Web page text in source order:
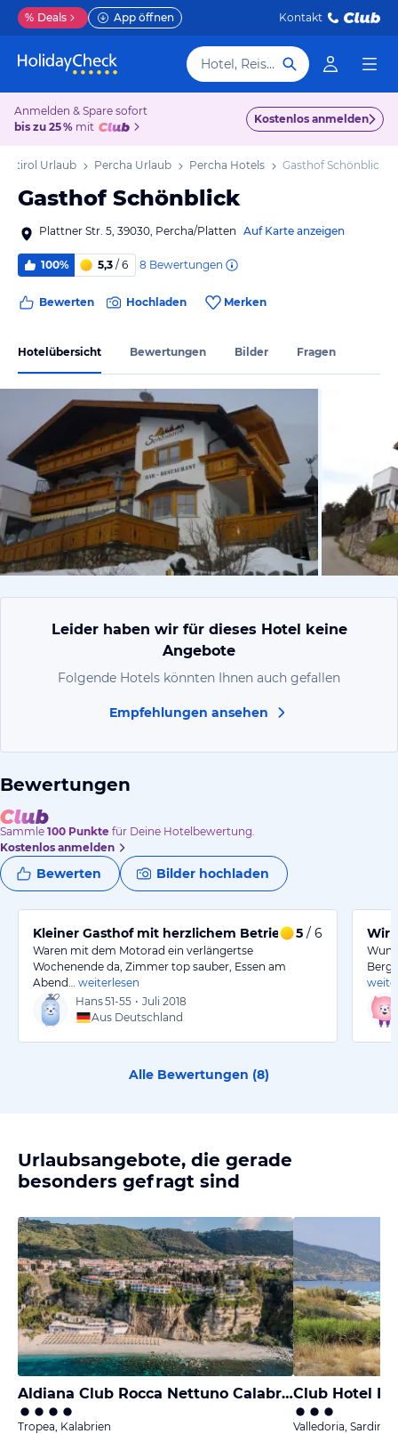
% Deals App öffnen Kontakt
Hotel, Reiseziel
Anmelden & Spare sofort
bis zu 25 % mit
Kostenlos anmelden
Urlaub Percha Urlaub Percha Hotels Gasthof Schönblick
Gasthof Schönblick
Plattner Str. 5, 39030, Percha/Platten Auf Karte anzeigen
100% 5,3 / 6 8 Bewertungen
Bewerten Hochladen Merken
Hotelübersicht Bewertungen Bilder Fragen
von Udo,
Leider haben wir für dieses Hotel keine
Angebote
Folgende Hotels könnten Ihnen auch gefallen
Empfehlungen ansehen
Bewertungen
Sammle 100 Punkte für Deine Hotelbewertung.
Kostenlos anmelden
Bewerten Bilder hochladen
Kleiner Gasthof mit herzlichem Betrieberehepaar
5 / 6
Waren mit dem Motorad ein verlängertse
Wochenende da, Zimmer top sauber, Essen am
Abend…
weiterlesen
Hans51-55 • Juli 2018
Aus Deutschland
Wir
Alle Bewertungen (8)
Urlaubsangebote, die gerade
besonders gefragt sind
Aldiana Club Rocca Nettuno Calabria
Tropea, Kalabrien
Club Hotel
Valledoria,